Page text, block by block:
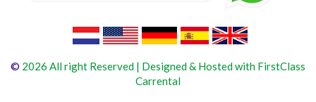
© 2026 All right Reserved | Designed & Hosted with FirstClass
Carrental